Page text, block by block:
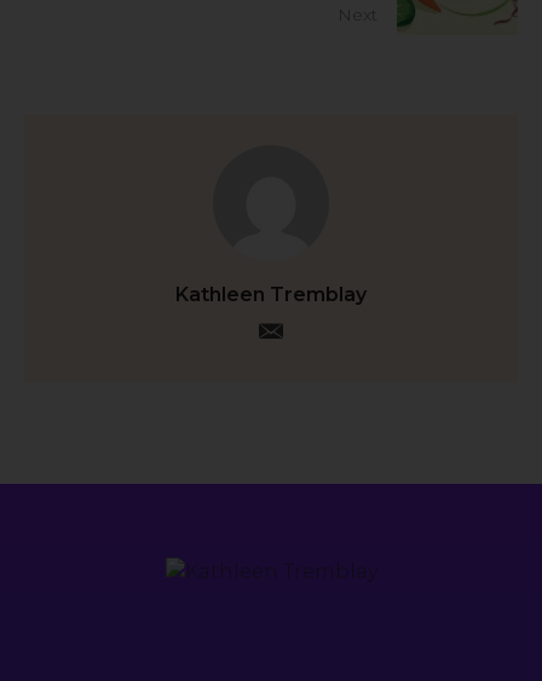
Next
Kathleen Tremblay